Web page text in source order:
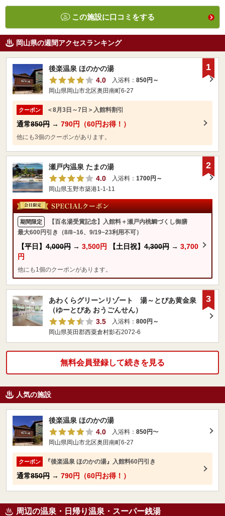
この施設に口コミをする
岡山県の週間アクセスランキング
後楽温泉 ほのかの湯
4.0
入浴料： 850円～
岡山県岡山市北区奥田南町6-27
クーポン ＜8月3日～7日＞入館料割引
通常850円 → 790円（60円お得！）
他にも3個のクーポンがあります。
1
瀬戸内温泉 たまの湯
4.0
入浴料： 1700円～
岡山県玉野市築港1-1-11
期間限定
【百名湯受賞記念】入館料＋瀬戸内桃鯛づくし御膳
最大600円引き（8/8~16、9/19~23利用不可）
【平日】 4,000円 → 3,500円 【土日祝】 4,300円 → 3,700
円
他にも1個のクーポンがあります。
2
あわくらグリーンリゾート 湯～とぴあ黄金泉
（ゆーとぴあ おうごんせん）
3.5
入浴料： 800円～
岡山県英田郡西粟倉村影石2072-6
3
無料会員登録して続きを見る
人気の施設
後楽温泉 ほのかの湯
4.0
入浴料： 850円〜
岡山県岡山市北区奥田南町6-27
クーポン 『後楽温泉 ほのかの湯』入館料60円引き
通常850円 → 790円（60円お得！）
周辺の温泉・日帰り温泉・スーパー銭湯